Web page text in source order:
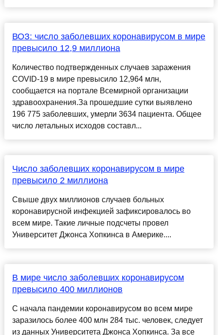
ВОЗ: число заболевших коронавирусом в мире
превысило 12,9 миллиона
Количество подтвержденных случаев заражения
COVID-19 в мире превысило 12,964 млн,
сообщается на портале Всемирной организации
здравоохранения.За прошедшие сутки выявлено
196 775 заболевших, умерли 3634 пациента. Общее
число летальных исходов составл...
Число заболевших коронавирусом в мире
превысило 2 миллиона
Свыше двух миллионов случаев больных
коронавирусной инфекцией зафиксировалось во
всем мире. Такие личные подсчеты провел
Университет Джонса Хопкинса в Америке....
В мире число заболевших коронавирусом
превысило 400 миллионов
С начала пандемии коронавирусом во всем мире
заразилось более 400 млн 284 тыс. человек, следует
из данных Университета Джонса Хопкинса. За все